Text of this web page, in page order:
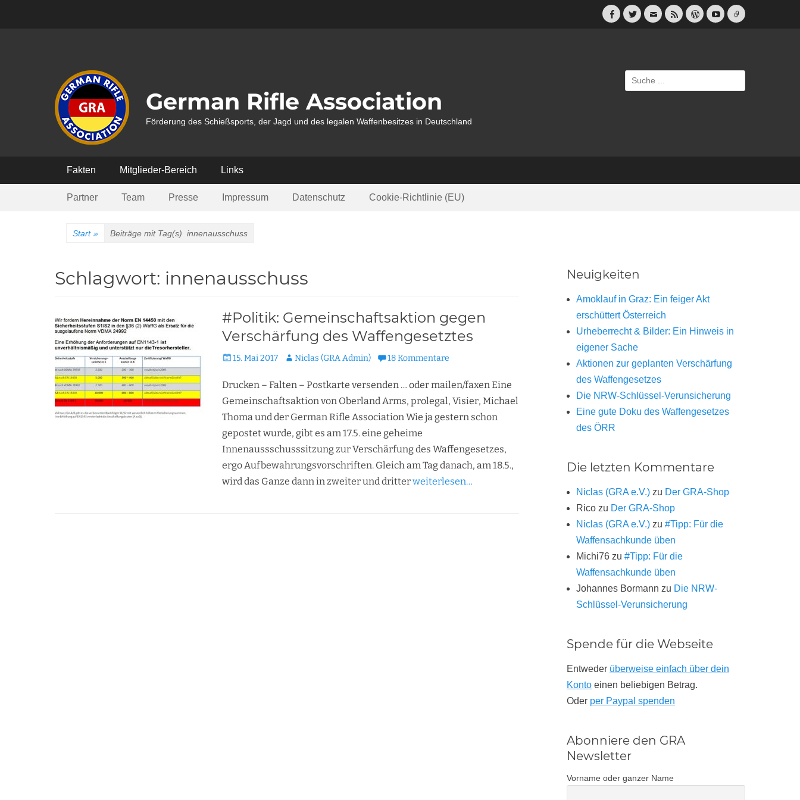
Facebook
Twitter
E-
Feed WordPress
YouTube
Link
German Rifle Association
Förderung des Schießsports, der Jagd und des legalen Waffenbesitzes in Deutschland
Suche
nach:
Hauptmenü
Fakten Mitglieder-Bereich Links
Submenü
Partner Team Presse Impressum Datenschutz Cookie-Richtlinie (EU)
Start » Beiträge mit Tag(s) innenausschuss
Schlagwort: innenausschuss
#Politik: Gemeinschaftsaktion gegen
Verschärfung des Waffengesetztes
Veröffentlicht
15. Mai 2017 Autor
Niclas (GRA Admin) 18 Kommentare
Drucken – Falten – Postkarte versenden … oder mailen/faxen Eine
Gemeinschaftsaktion von Oberland Arms, prolegal, Visier, Michael
Thoma und der German Rifle Association Wie ja gestern schon
gepostet wurde, gibt es am 17.5. eine geheime
Innenaussschusssitzung zur Verschärfung des Waffengesetzes,
ergo Aufbewahrungsvorschriften. Gleich am Tag danach, am 18.5.,
wird das Ganze dann in zweiter und dritterweiterlesen…
Neuigkeiten
Amoklauf in Graz: Ein feiger Akt
erschüttert Österreich
Urheberrecht & Bilder: Ein Hinweis in
eigener Sache
Aktionen zur geplanten Verschärfung
des Waffengesetzes
Die NRW-Schlüssel-Verunsicherung
Eine gute Doku des Waffengesetzes
des ÖRR
Die letzten Kommentare
Niclas (GRA e.V.) zu Der GRA-Shop
Rico zu Der GRA-Shop
Niclas (GRA e.V.) zu #Tipp: Für die
Waffensachkunde üben
Michi76 zu #Tipp: Für die
Waffensachkunde üben
Johannes Bormann zu Die NRW-
Schlüssel-Verunsicherung
Spende für die Webseite
Entweder überweise einfach über dein
Konto einen beliebigen Betrag.
Oder per Paypal spenden
Abonniere den GRA
Newsletter
Vorname oder ganzer Name